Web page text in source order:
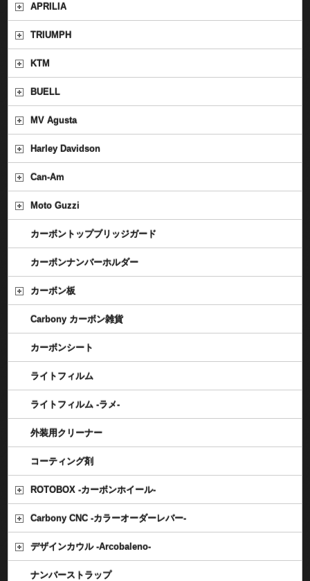
APRILIA
TRIUMPH
KTM
BUELL
MV Agusta
Harley Davidson
Can-Am
Moto Guzzi
カーボントップブリッジガード
カーボンナンバーホルダー
カーボン板
Carbony カーボン雑貨
カーボンシート
ライトフィルム
ライトフィルム -ラメ-
外装用クリーナー
コーティング剤
ROTOBOX -カーボンホイール-
Carbony CNC -カラーオーダーレバー-
デザインカウル -Arcobaleno-
ナンバーストラップ